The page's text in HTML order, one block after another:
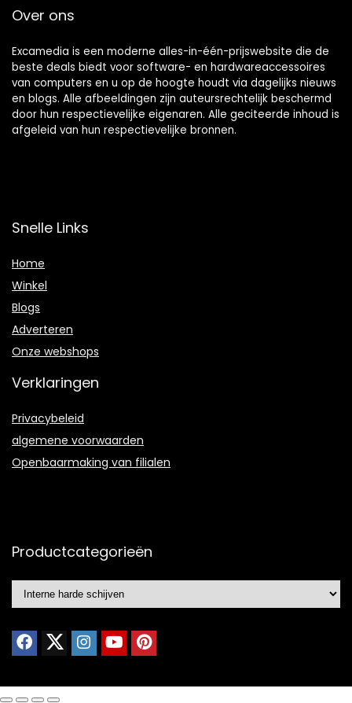
Over ons
Excamedia is een moderne alles-in-één-prijswebsite die de
beste deals biedt voor software- en hardwareaccessoires
van computers en u op de hoogte houdt via dagelijks nieuws
en blogs. Alle afbeeldingen zijn auteursrechtelijk beschermd
door hun respectievelijke eigenaren. Alle geciteerde inhoud is
afgeleid van hun respectievelijke bronnen.
Snelle Links
Home
Winkel
Blogs
Adverteren
Onze webshops
Verklaringen
Privacybeleid
algemene voorwaarden
Openbaarmaking van filialen
Productcategorieën